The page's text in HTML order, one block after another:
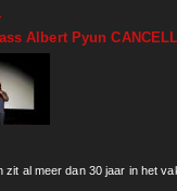
over Dichters bij BUTpodium
Albert Pyun
zit al meer dan 30 jaar in het